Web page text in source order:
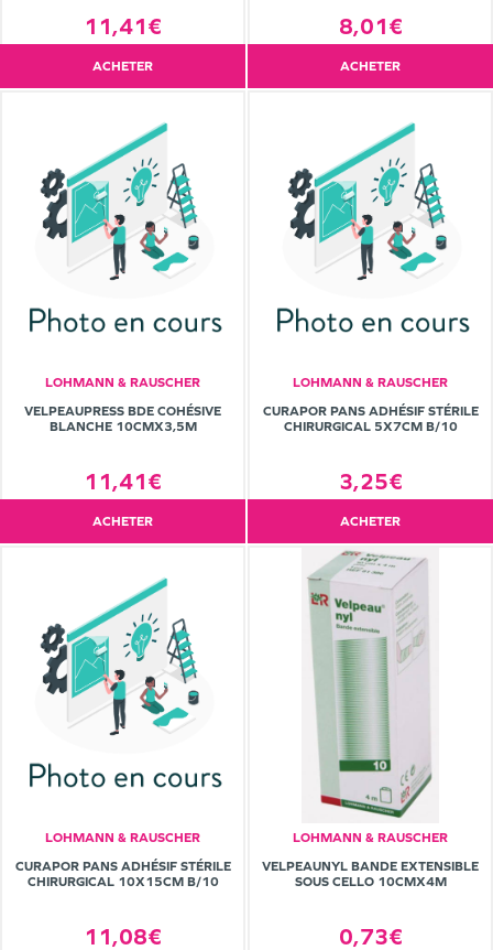
11,41€
ACHETER
8,01€
ACHETER
LOHMANN & RAUSCHER
VELPEAUPRESS BDE COHÉSIVE
BLANCHE 10CMX3,5M
11,41€
ACHETER
LOHMANN & RAUSCHER
CURAPOR PANS ADHÉSIF STÉRILE
CHIRURGICAL 5X7CM B/10
3,25€
ACHETER
LOHMANN & RAUSCHER
CURAPOR PANS ADHÉSIF STÉRILE
CHIRURGICAL 10X15CM B/10
11,08€
LOHMANN & RAUSCHER
VELPEAUNYL BANDE EXTENSIBLE
SOUS CELLO 10CMX4M
0,73€